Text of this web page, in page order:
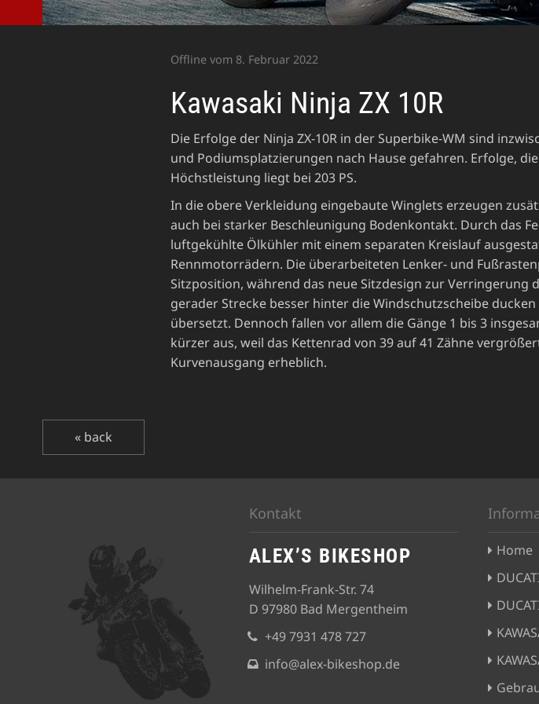
Offline vom 8. Februar 2022
Kawasaki Ninja ZX 10R
Die Erfolge der Ninja ZX-10R in der Superbike-WM sind
und Podiumsplatzierungen nach Hause gefahren. Erfolge,
Höchstleistung liegt bei 203 PS.
In die obere Verkleidung eingebaute Winglets erzeugen
auch bei starker Beschleunigung Bodenkontakt. Durch das
luftgekühlte Ölkühler mit einem separaten Kreislauf
Rennmotorrädern. Die überarbeiteten Lenker- und
Sitzposition, während das neue Sitzdesign zur
gerader Strecke besser hinter die Windschutzscheibe
übersetzt. Dennoch fallen vor allem die Gänge 1 bis 3
kürzer aus, weil das Kettenrad von 39 auf 41 Zähne
Kurvenausgang erheblich.
« back
Kontakt
ALEX’S BIKESHOP
Wilhelm-Frank-Str. 74
D 97980 Bad Mergentheim
+49 7931 478 727
info@alex-bikeshop.de
Home